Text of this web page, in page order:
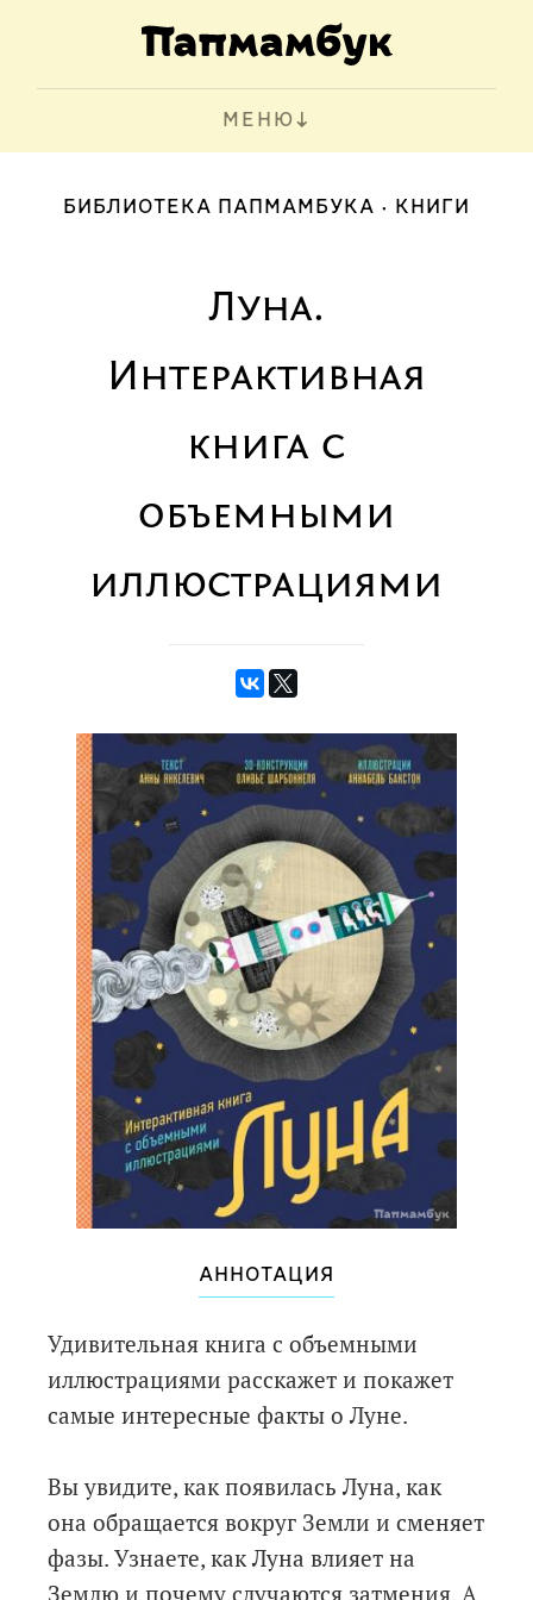
МЕНЮ
БИБЛИОТЕКА ПАПМАМБУКА КНИГИ
Луна.
Интерактивная
книга с
объемными
иллюстрациями
АННОТАЦИЯ
Удивительная книга с объемными
иллюстрациями расскажет и покажет
самые интересные факты о Луне.
Вы увидите, как появилась Луна, как
она обращается вокруг Земли и сменяет
фазы. Узнаете, как Луна влияет на
Землю и почему случаются затмения. А